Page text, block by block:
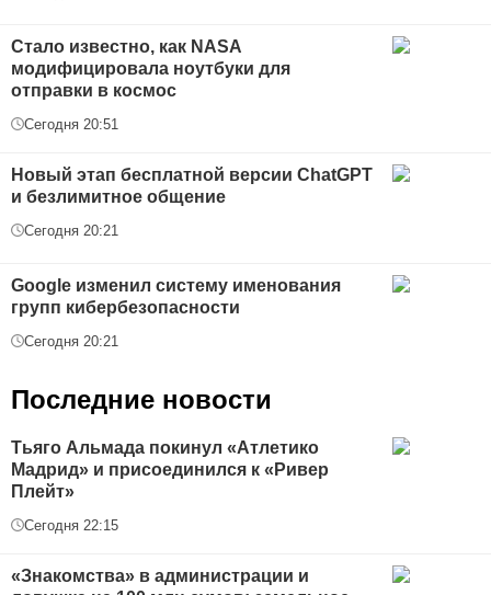
Стало известно, как NASA
модифицировала ноутбуки для
отправки в космос
Сегодня 20:51
Новый этап бесплатной версии ChatGPT
и безлимитное общение
Сегодня 20:21
Google изменил систему именования
групп кибербезопасности
Сегодня 20:21
Последние новости
Тьяго Альмада покинул «Атлетико
Мадрид» и присоединился к «Ривер
Плейт»
Сегодня 22:15
«Знакомства» в администрации и